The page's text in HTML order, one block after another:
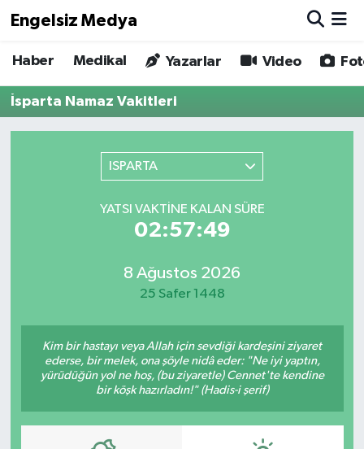
Engelsiz Medya
Haber Medikal Yazarlar Video
İsparta Namaz Vakitleri
ISPARTA
YATSI VAKTINE KALAN SÜRE
02:57:49
8 Ağustos 2026
25 Safer 1448
Kim bir hastayı veya Allah için sevdiği kardeşini ziyaret
ederse, bir melek, ona şöyle nidâ eder: "Ne iyi yaptın,
yürüdüğün yol ne hoş, (bu ziyaretle) Cennet'te kendine
bir köşk hazırladın!" (Hadis-i şerif)
Haber
Medikal
Biz Buradayız
Gizlilik Sözleşmesi
Hava Durumu
Trafik Durumu
Son Dakika Haberleri